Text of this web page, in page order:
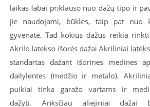
laikas labai priklauso nuo dažų tipo ir
jie naudojami, būklės, taip pat nuo
gyvenate. Tad kokius dažus reikia
Akrilo latekso išorės dažai Akriliniai
standartas dažant išorines medines
dailylentes (medžio ir metalo).
puikiai tinka garažo vartams ir
dažyti. Anksčiau aliejiniai dažai